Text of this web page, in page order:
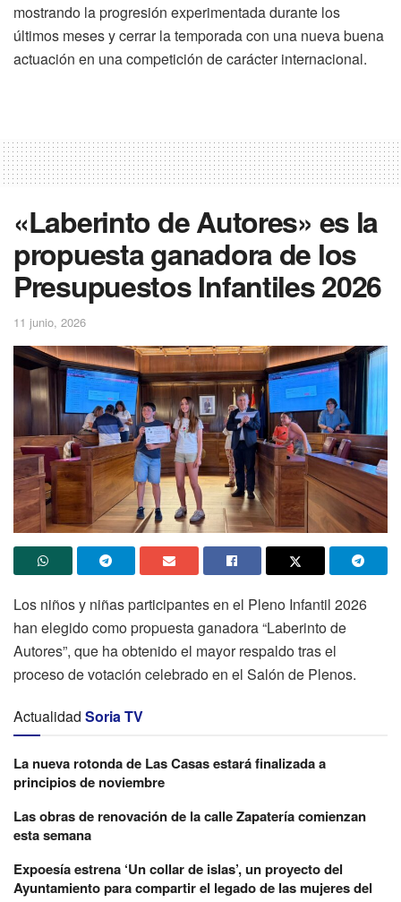
mostrando la progresión experimentada durante los
últimos meses y cerrar la temporada con una nueva buena
actuación en una competición de carácter internacional.
«Laberinto de Autores» es la
propuesta ganadora de los
Presupuestos Infantiles 2026
11 junio, 2026
Los niños y niñas participantes en el Pleno Infantil 2026
han elegido como propuesta ganadora “Laberinto de
Autores”, que ha obtenido el mayor respaldo tras el
proceso de votación celebrado en el Salón de Plenos.
Actualidad Soria TV
La nueva rotonda de Las Casas estará finalizada a
principios de noviembre
Las obras de renovación de la calle Zapatería comienzan
esta semana
Expoesía estrena ‘Un collar de islas’, un proyecto del
Ayuntamiento para compartir el legado de las mujeres del